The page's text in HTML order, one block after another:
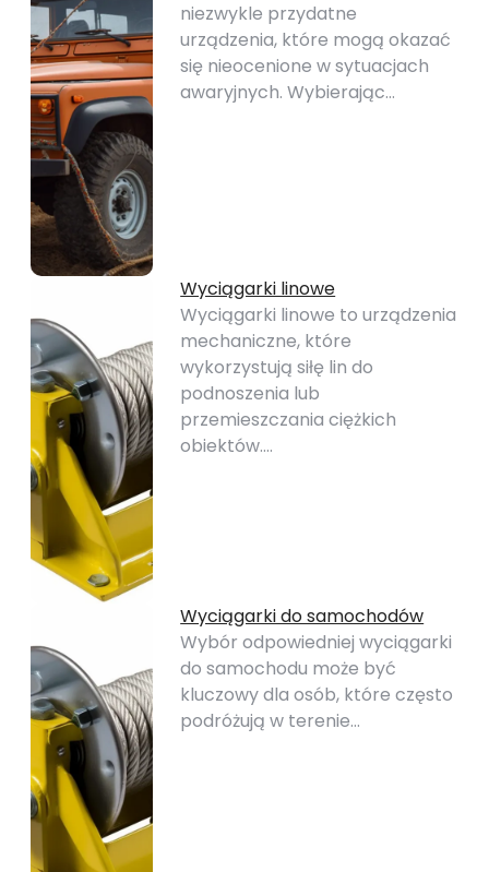
niezwykle przydatne
urządzenia, które mogą okazać
się nieocenione w sytuacjach
awaryjnych. Wybierając…
Wyciągarki linowe
Wyciągarki linowe to urządzenia
mechaniczne, które
wykorzystują siłę lin do
podnoszenia lub
przemieszczania ciężkich
obiektów.…
Wyciągarki do samochodów
Wybór odpowiedniej wyciągarki
do samochodu może być
kluczowy dla osób, które często
podróżują w terenie…